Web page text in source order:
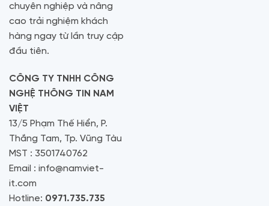
chuyên nghiệp và nâng
cao trải nghiệm khách
hàng ngay từ lần truy cập
đầu tiên.
CÔNG TY TNHH CÔNG
NGHỆ THÔNG TIN NAM
VIỆT
13/5 Phạm Thế Hiển, P.
Thắng Tam, Tp. Vũng Tàu
MST : 3501740762
Email : info@namviet-
it.com
Hotline: 0971.735.735